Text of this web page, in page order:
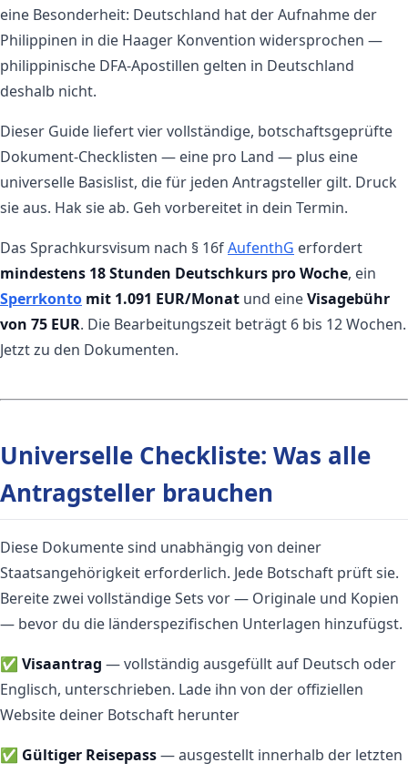
eine Besonderheit: Deutschland hat der Aufnahme der
Philippinen in die Haager Konvention widersprochen —
philippinische DFA-Apostillen gelten in Deutschland
deshalb nicht.
Dieser Guide liefert vier vollständige, botschaftsgeprüfte
Dokument-Checklisten — eine pro Land — plus eine
universelle Basislist, die für jeden Antragsteller gilt. Druck
sie aus. Hak sie ab. Geh vorbereitet in dein Termin.
Das Sprachkursvisum nach § 16fAufenthG erfordert
mindestens 18 Stunden Deutschkurs pro Woche, ein
Sperrkonto mit 1.091 EUR/Monat und eineVisagebühr
von 75 EUR. Die Bearbeitungszeit beträgt 6 bis 12 Wochen.
Jetzt zu den Dokumenten.
Universelle Checkliste: Was alle
Antragsteller brauchen
Diese Dokumente sind unabhängig von deiner
Staatsangehörigkeit erforderlich. Jede Botschaft prüft sie.
Bereite zwei vollständige Sets vor — Originale und Kopien
— bevor du die länderspezifischen Unterlagen hinzufügst.
✅ Visaantrag — vollständig ausgefüllt auf Deutsch oder
Englisch, unterschrieben. Lade ihn von der offiziellen
Website deiner Botschaft herunter
✅ Gültiger Reisepass— ausgestellt innerhalb der letzten